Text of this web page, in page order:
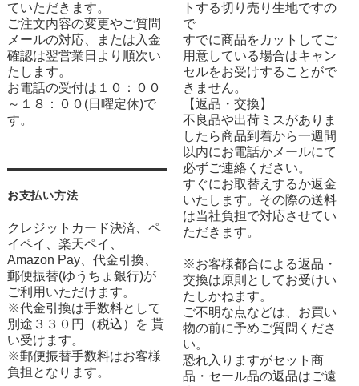
ていただきます。
ご注文内容の変更やご質問
メールの対応、または入金
確認は翌営業日より順次い
たします。
お電話の受付は１０：００
～１８：００(日曜定休)で
す。
お支払い方法
クレジットカード決済、ペ
イペイ、楽天ペイ、
Amazon Pay、代金引換、
郵便振替(ゆうちょ銀行)が
ご利用いただけます。
※代金引換は手数料として
別途３３０円（税込）を 貰
い受けます。
※郵便振替手数料はお客様
負担となります。
トする切り売り生地ですの
で
すでに商品をカットしてご
用意している場合はキャン
セルをお受けすることがで
きません。
【返品・交換】
不良品や出荷ミスがありま
したら商品到着から一週間
以内にお電話かメールにて
必ずご連絡ください。
すぐにお取替えするか返金
いたします。その際の送料
は当社負担で対応させてい
ただきます。
※お客様都合による返品・
交換は原則としてお受けい
たしかねます。
ご不明な点などは、お買い
物の前に予めご質問くださ
い。
恐れ入りますがセット商
品・セール品の返品はご遠